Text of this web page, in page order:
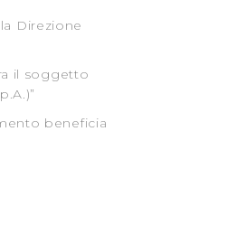
Direzione
il soggetto
beneficia